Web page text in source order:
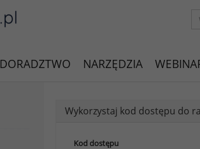
DORADZTWO NARZĘDZIA
Wykorzystaj kod dostępu do
Kod dostępu